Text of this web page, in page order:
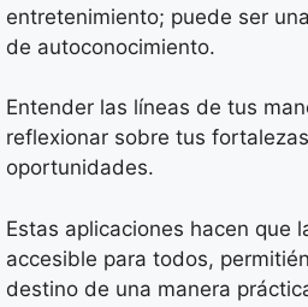
entretenimiento; puede ser
de autoconocimiento.
Entender las líneas de tus
reflexionar sobre tus
oportunidades.
Estas aplicaciones hacen que
accesible para todos,
destino de una manera